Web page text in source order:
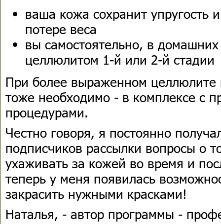
ваша кожа сохранит упругость
потере веса
вы самостоятельно, в домашних
целлюлитом 1-й или 2-й стадии
При более выраженном целлюлите
тоже необходимо - в комплексе с
процедурами.
Честно говоря, я постоянно
подписчиков рассылки вопросы о
ухаживать за кожей во время и
теперь у меня появилась
закрасить нужными красками!
Наталья, - автор программы -